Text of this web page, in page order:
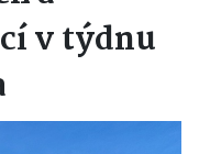
a
v týdnu